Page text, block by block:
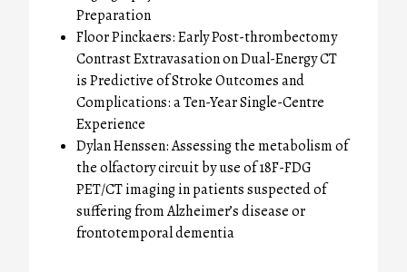
Preparation
Floor Pinckaers: Early Post-thrombectomy
Contrast Extravasation on Dual-Energy CT
is Predictive of Stroke Outcomes and
Complications: a Ten-Year Single-Centre
Experience
Dylan Henssen: Assessing the metabolism of
the olfactory circuit by use of 18F-FDG
PET/CT imaging in patients suspected of
suffering from Alzheimer’s disease or
frontotemporal dementia